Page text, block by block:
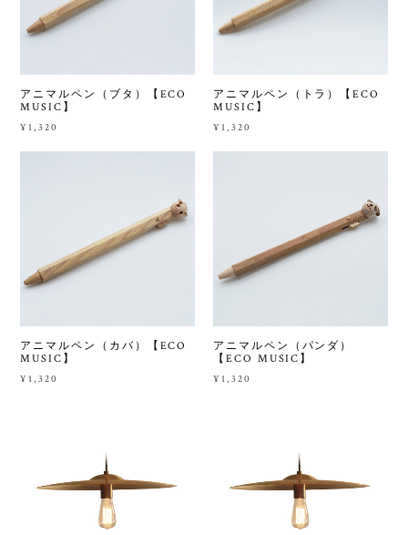
アニマルペン（ブタ）【ECO
MUSIC】
¥1,320
アニマルペン（トラ）【ECO
MUSIC】
¥1,320
アニマルペン（カバ）【ECO
MUSIC】
¥1,320
アニマルペン（パンダ）
【ECO MUSIC】
¥1,320